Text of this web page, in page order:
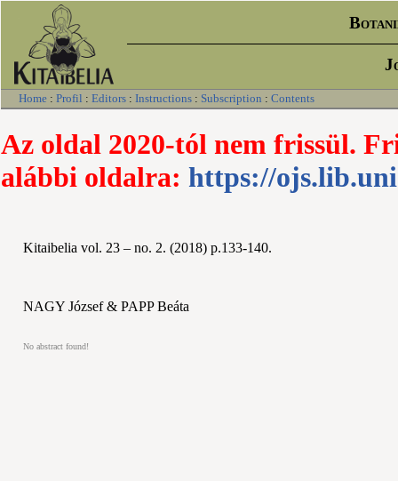
Home : Profil : Editors : Instructions : Subscription : Contents
Az oldal 2020-tól nem frissül.
alábbi oldalra: https://
Kitaibelia vol. 23 – no. 2. (2018) p.133-140.
NAGY József & PAPP Beáta
No abstract found!